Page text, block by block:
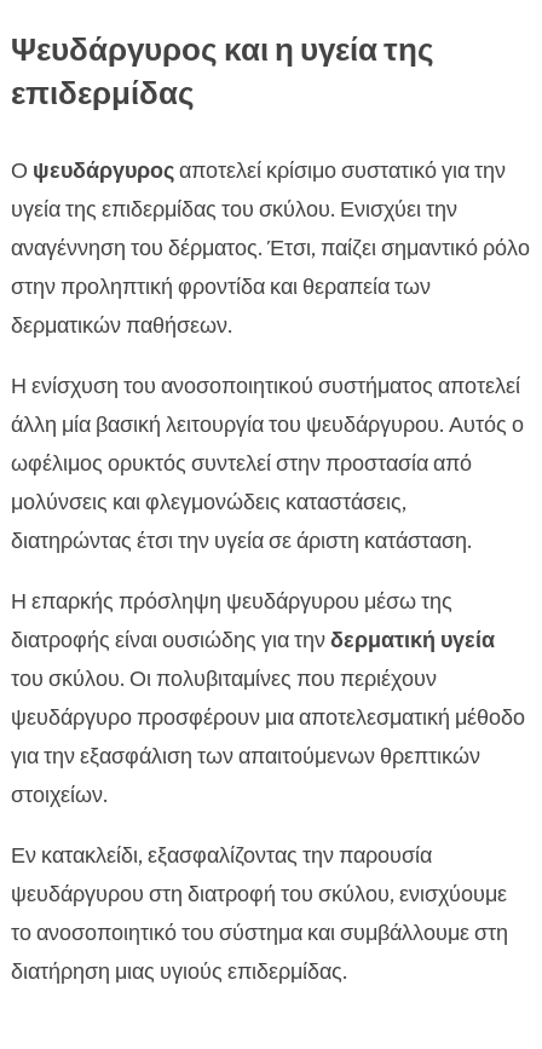
Ψευδάργυρος και η υγεία της
επιδερμίδας
Ο ψευδάργυροςαποτελεί κρίσιμο συστατικό για την
υγεία της επιδερμίδας του σκύλου. Ενισχύει την
αναγέννηση του δέρματος. Έτσι, παίζει σημαντικό ρόλο
στην προληπτική φροντίδα και θεραπεία των
δερματικών παθήσεων.
Η ενίσχυση του ανοσοποιητικού συστήματος αποτελεί
άλλη μία βασική λειτουργία του ψευδάργυρου. Αυτός ο
ωφέλιμος ορυκτός συντελεί στην προστασία από
μολύνσεις και φλεγμονώδεις καταστάσεις,
διατηρώντας έτσι την υγεία σε άριστη κατάσταση.
Η επαρκής πρόσληψη ψευδάργυρου μέσω της
διατροφής είναι ουσιώδης για τηνδερματική υγεία
του σκύλου. Οι πολυβιταμίνες που περιέχουν
ψευδάργυρο προσφέρουν μια αποτελεσματική μέθοδο
για την εξασφάλιση των απαιτούμενων θρεπτικών
στοιχείων.
Εν κατακλείδι, εξασφαλίζοντας την παρουσία
ψευδάργυρου στη διατροφή του σκύλου, ενισχύουμε
το ανοσοποιητικό του σύστημα και συμβάλλουμε στη
διατήρηση μιας υγιούς επιδερμίδας.